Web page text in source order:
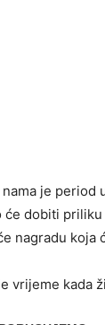
nama je period
će dobiti
nagradu koja
vrijeme kada